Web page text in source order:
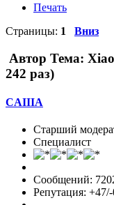
Печать
Страницы: 1 Вниз
Автор Тема:
242 раз)
CAIIIA
Старший
Специалист
Сообщений:
Репутация: